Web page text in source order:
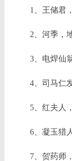
1、王储君
2、河季，
3、电焊仙
4、司马仁
5、红夫人
6、凝玉猎
7、贺药师